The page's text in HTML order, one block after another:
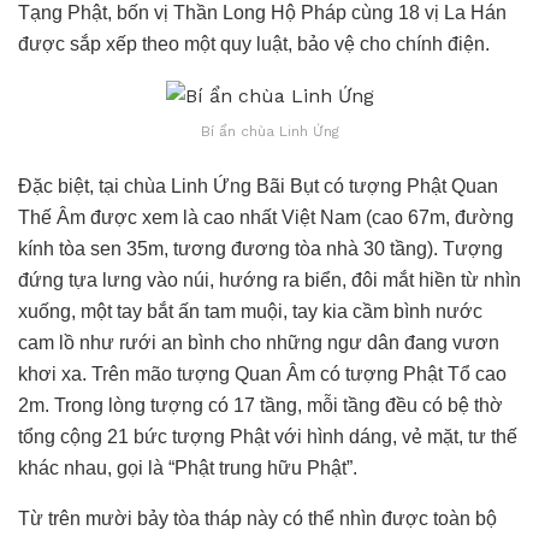
Tạng Phật, bốn vị Thần Long Hộ Pháp cùng 18 vị La Hán
được sắp xếp theo một quy luật, bảo vệ cho chính điện.
Bí ẩn chùa Linh Ứng
Đặc biệt, tại chùa Linh Ứng Bãi Bụt có tượng Phật Quan
Thế Âm được xem là cao nhất Việt Nam (cao 67m, đường
kính tòa sen 35m, tương đương tòa nhà 30 tầng). Tượng
đứng tựa lưng vào núi, hướng ra biển, đôi mắt hiền từ nhìn
xuống, một tay bắt ấn tam muội, tay kia cầm bình nước
cam lồ như rưới an bình cho những ngư dân đang vươn
khơi xa. Trên mão tượng Quan Âm có tượng Phật Tổ cao
2m. Trong lòng tượng có 17 tầng, mỗi tầng đều có bệ thờ
tổng cộng 21 bức tượng Phật với hình dáng, vẻ mặt, tư thế
khác nhau, gọi là “Phật trung hữu Phật”.
Từ trên mười bảy tòa tháp này có thể nhìn được toàn bộ